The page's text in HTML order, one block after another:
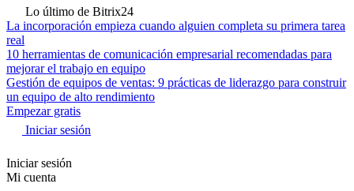
Lo último de Bitrix24
La incorporación empieza cuando alguien completa su primera tarea
real
10 herramientas de comunicación empresarial recomendadas para
mejorar el trabajo en equipo
Gestión de equipos de ventas: 9 prácticas de liderazgo para construir
un equipo de alto rendimiento
Empezar gratis
Iniciar sesión
Iniciar sesión
Mi cuenta